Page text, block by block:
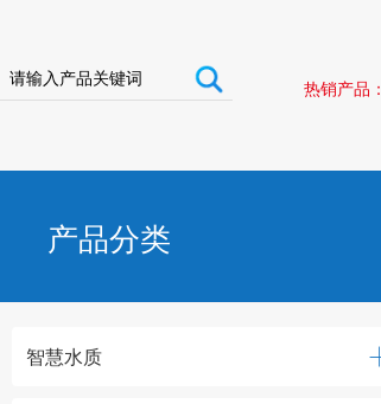
热销产品：
产品分类
智慧水质